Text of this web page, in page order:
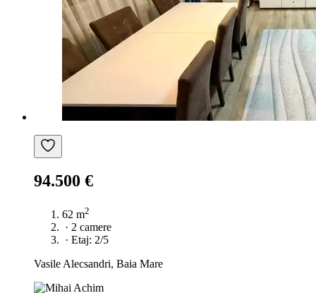
94.500 €
62 m2
· 2 camere
· Etaj: 2/5
Vasile Alecsandri, Baia Mare